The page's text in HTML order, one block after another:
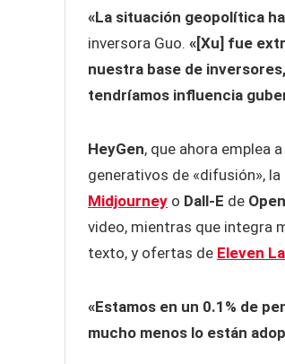
«La situación geopolítica
inversora Guo. «[Xu] fue
nuestra base de
tendríamos influencia
HeyGen, que ahora emplea
generativos de «difusión»,
Midjourney o Dall-E de
video, mientras que integra
texto, y ofertas de Eleven
«Estamos en un 0.1% de
mucho menos lo están